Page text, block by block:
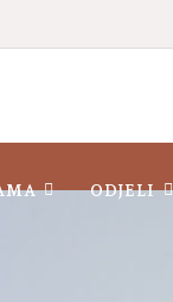
ODJELI